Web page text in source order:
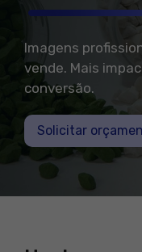
Imagens
vende. Mais
conversão.
Solicitar